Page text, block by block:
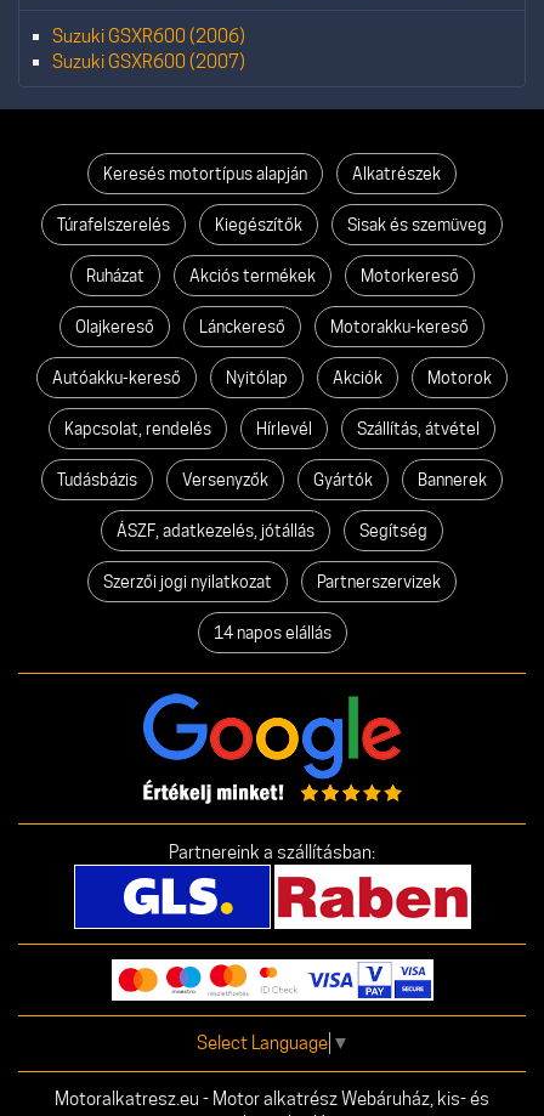
Suzuki GSXR600 (2006)
Suzuki GSXR600 (2007)
Keresés motortípus alapján Alkatrészek
Túrafelszerelés Kiegészítők Sisak és szemüveg
Ruházat Akciós termékek Motorkereső
Olajkereső Lánckereső Motorakku-kereső
Autóakku-kereső Nyitólap Akciók Motorok
Kapcsolat, rendelés Hírlevél Szállítás, átvétel
Tudásbázis Versenyzők Gyártók Bannerek
ÁSZF, adatkezelés, jótállás Segítség
Szerzői jogi nyilatkozat Partnerszervizek
14 napos elállás
Partnereink a szállításban:
Select Language ▼
Motoralkatresz.eu - Motor alkatrész Webáruház, kis- és